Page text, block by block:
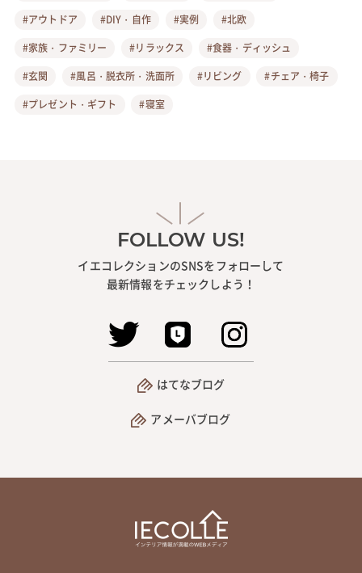
#アウトドア
#DIY・自作 #実例
#北欧
#家族・ファミリー
#リラックス
#食器・ディッシュ
#玄関
#風呂・脱衣所・洗面所 #リビング
#チェア・椅子
#プレゼント・ギフト
#寝室
FOLLOW US!
イエコレクションのSNSをフォローして
最新情報をチェックしよう！
はてなブログ
アメーバブログ